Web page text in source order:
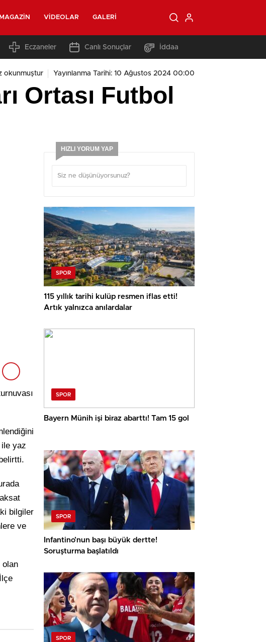
MAGAZIN VIDEOLAR GALERI
Eczaneler Canlı Sonuçlar İddaa
okunmuştur Yayınlanma Tarihi: 10 Ağustos 2024 00:00
Ortası Futbol
ile yaz
bilgiler
ve
olan
HIZLI YORUM YAP
SPOR
115 yıllık tarihi kulüp resmen iflas etti!
Artık yalnızca anılardalar
SPOR
Bayern Münih işi biraz abarttı! Tam 15 gol
SPOR
Infantino’nun başı büyük dertte!
Soruşturma başlatıldı
SPOR